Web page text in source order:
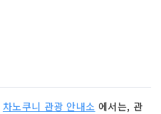
차노쿠니 관광 안내소 에서는, 관